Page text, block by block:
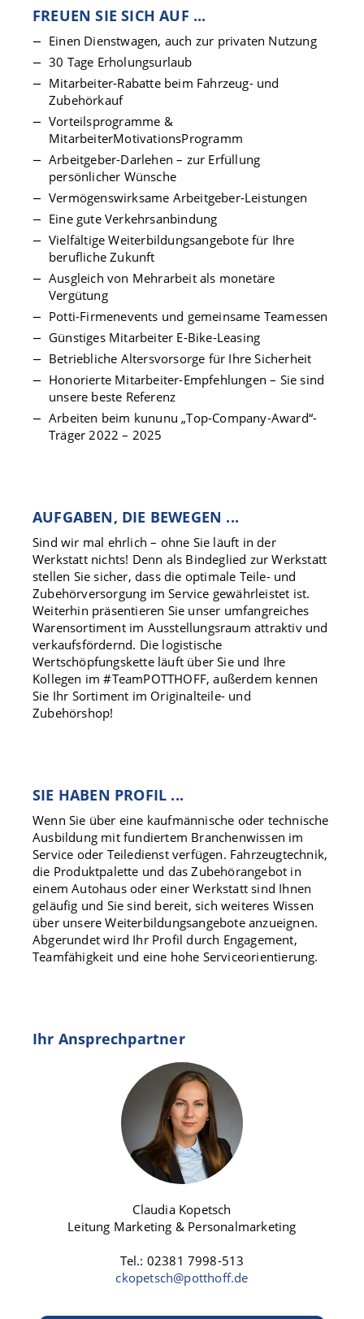
FREUEN SIE SICH AUF ...
Einen Dienstwagen, auch zur privaten Nutzung
30 Tage Erholungsurlaub
Mitarbeiter-Rabatte beim Fahrzeug- und
Zubehörkauf
Vorteilsprogramme &
MitarbeiterMotivationsProgramm
Arbeitgeber-Darlehen – zur Erfüllung
persönlicher Wünsche
Vermögenswirksame Arbeitgeber-Leistungen
Eine gute Verkehrsanbindung
Vielfältige Weiterbildungsangebote für Ihre
berufliche Zukunft
Ausgleich von Mehrarbeit als monetäre
Vergütung
Potti-Firmenevents und gemeinsame Teamessen
Günstiges Mitarbeiter E-Bike-Leasing
Betriebliche Altersvorsorge für Ihre Sicherheit
Honorierte Mitarbeiter-Empfehlungen – Sie sind
unsere beste Referenz
Arbeiten beim kununu „Top-Company-Award“-
Träger 2022 – 2025
AUFGABEN, DIE BEWEGEN ...
Sind wir mal ehrlich – ohne Sie läuft in der
Werkstatt nichts! Denn als Bindeglied zur Werkstatt
stellen Sie sicher, dass die optimale Teile- und
Zubehörversorgung im Service gewährleistet ist.
Weiterhin präsentieren Sie unser umfangreiches
Warensortiment im Ausstellungsraum attraktiv und
verkaufsfördernd. Die logistische
Wertschöpfungskette läuft über Sie und Ihre
Kollegen im #TeamPOTTHOFF, außerdem kennen
Sie Ihr Sortiment im Originalteile- und
Zubehörshop!
SIE HABEN PROFIL ...
Wenn Sie über eine kaufmännische oder technische
Ausbildung mit fundiertem Branchenwissen im
Service oder Teiledienst verfügen. Fahrzeugtechnik,
die Produktpalette und das Zubehörangebot in
einem Autohaus oder einer Werkstatt sind Ihnen
geläufig und Sie sind bereit, sich weiteres Wissen
über unsere Weiterbildungsangebote anzueignen.
Abgerundet wird Ihr Profil durch Engagement,
Teamfähigkeit und eine hohe Serviceorientierung.
Ihr Ansprechpartner
Claudia Kopetsch
Leitung Marketing & Personalmarketing
Tel.: 02381 7998-513
ckopetsch@potthoff.de